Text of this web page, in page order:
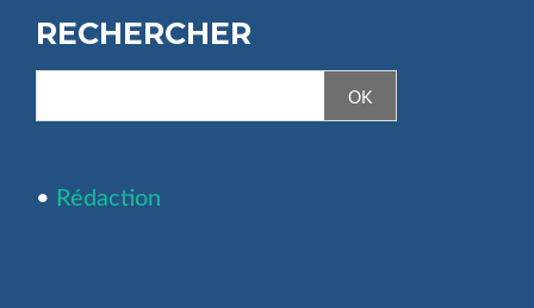
RECHERCHER
• Rédaction